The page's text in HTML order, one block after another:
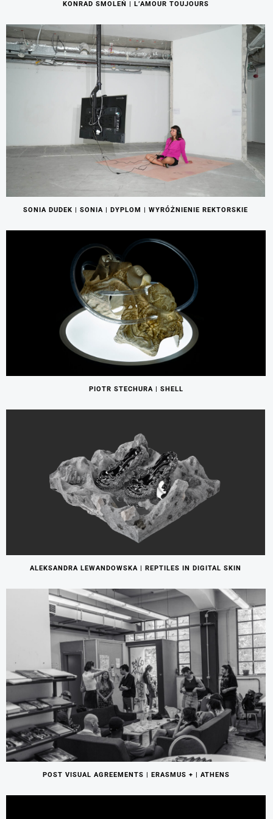
KONRAD SMOLEŃ | L’AMOUR TOUJOURS
SONIA DUDEK | SONIA | DYPLOM | WYRÓŻNIENIE REKTORSKIE
PIOTR STECHURA | SHELL
ALEKSANDRA LEWANDOWSKA | REPTILES IN DIGITAL SKIN
POST VISUAL AGREEMENTS | ERASMUS + | ATHENS